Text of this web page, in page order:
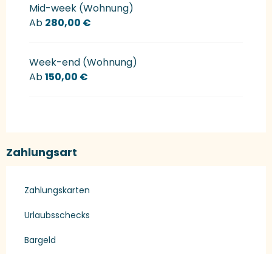
Mid-week (Wohnung)
Ab 280,00 €
Week-end (Wohnung)
Ab150,00 €
Zahlungsart
Zahlungskarten
Urlaubsschecks
Bargeld